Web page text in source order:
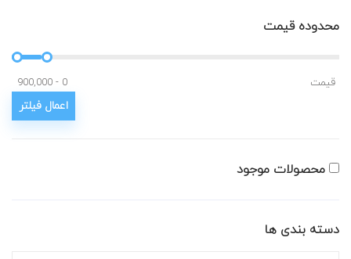
محدوده قیمت
قیمت
محصولات موجود
دسته بندی ها